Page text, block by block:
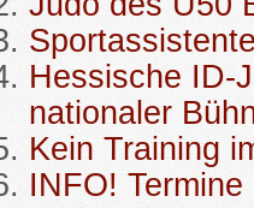
Hessische ID-
nationaler
Kein Training
INFO!